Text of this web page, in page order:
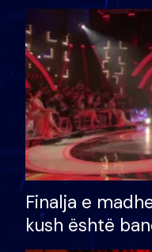
Finalja e
kush është